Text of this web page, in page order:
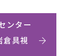
ンター
具視